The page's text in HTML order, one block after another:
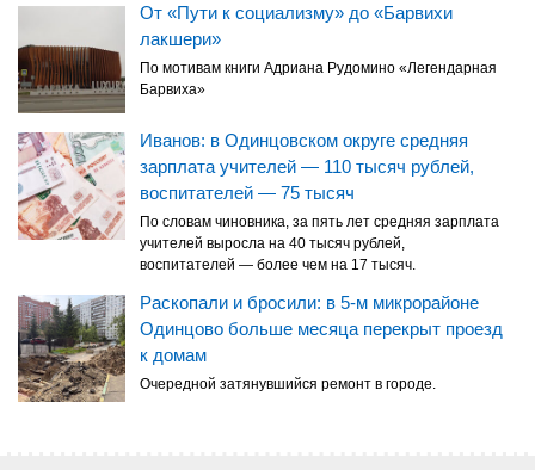
От «Пути к социализму» до «Барвихи
лакшери»
По мотивам книги Адриана Рудомино «Легендарная
Барвиха»
Иванов: в Одинцовском округе средняя
зарплата учителей — 110 тысяч рублей,
воспитателей — 75 тысяч
По словам чиновника, за пять лет средняя зарплата
учителей выросла на 40 тысяч рублей,
воспитателей — более чем на 17 тысяч.
Раскопали и бросили: в 5-м микрорайоне
Одинцово больше месяца перекрыт проезд
к домам
Очередной затянувшийся ремонт в городе.